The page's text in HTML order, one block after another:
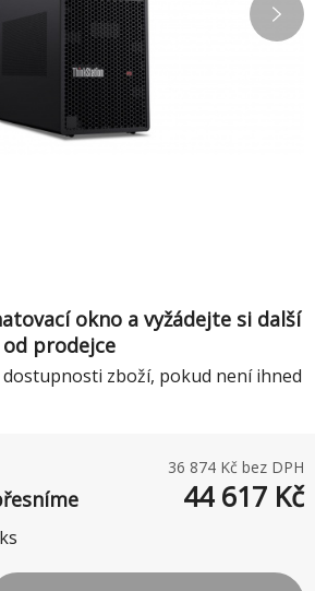
36 874 Kč bez DPH
44 617 Kč
ks
okno a vyžádejte si další
prodejce
dostupnosti zboží, pokud není ihned